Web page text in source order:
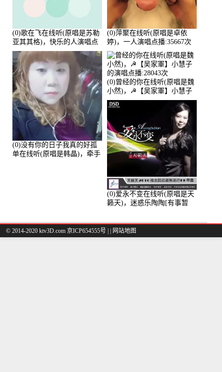
(0)歌在飞在线听(原唱是苏勒
亚其其格)，快乐的人演唱点
播:36次
(0)萍聚在线听(原唱是卓依
婷)，一人演唱点播:35667次
(0)没有你的日子我真的好孤
单在线听(原唱是韩晶)，牵手
(0)曾经的你在线听(原唱是魏
小然)，☭【吴家軍】小慧子
的演唱点播:28043次
(0)爱永不变在线听(原唱是天
籁天)，迷惑乐陶陶[有事暂
© 2014-2020 ktv3D.com 京ICP654555号 | 网站地图